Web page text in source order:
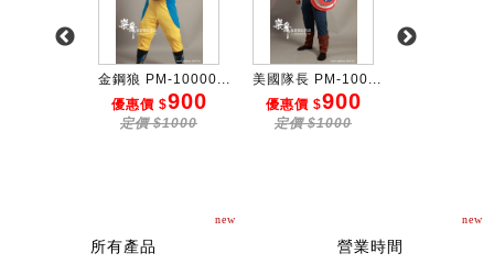
金鋼狼 PM-10000...
優惠價 $900
定價 $1000
美國隊長 PM-100...
優惠價 $900
定價 $1000
new
所有產品
new
營業時間